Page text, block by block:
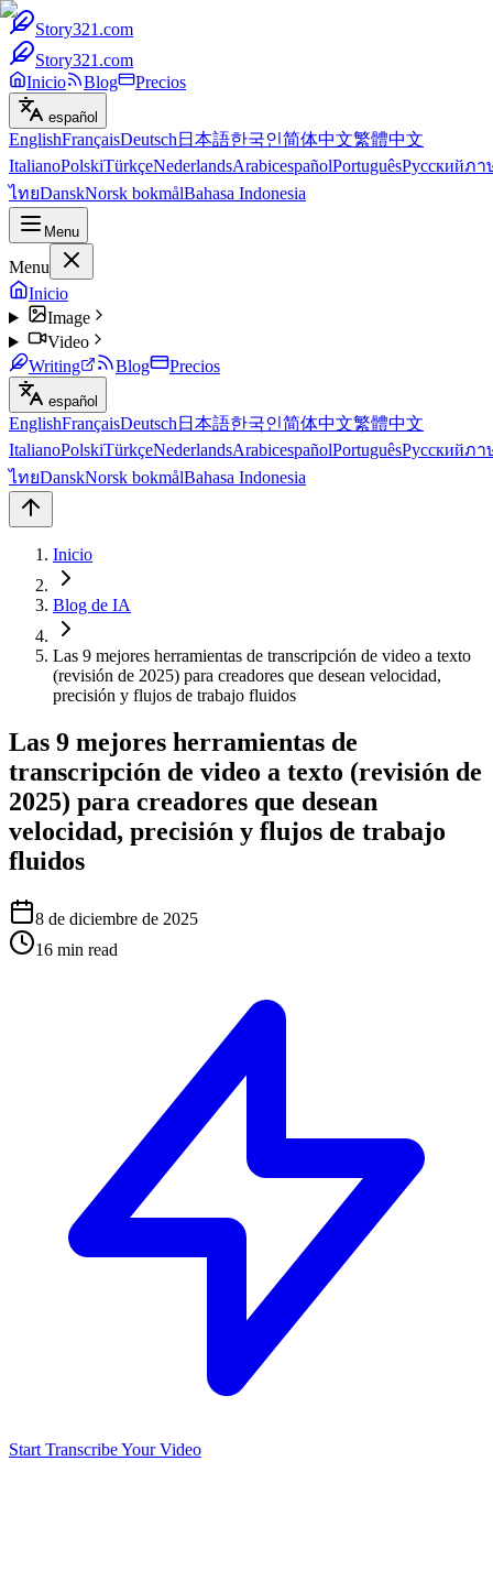
Story321.com
Story321.com
Inicio
Blog Precios
español
EnglishFrançaisDeutsch 日本語한국인简体中文繁體中文
ItalianoPolskiTürkçeNederlandsArabicespañolPortuguêsРусскийภา
ไทยDanskNorsk bokmålBahasa Indonesia
Menu
Menu
Inicio
Image
Video
Writing
Blog Precios
español
EnglishFrançaisDeutsch 日本語한국인简体中文繁體中文
ItalianoPolskiTürkçeNederlandsArabicespañolPortuguêsРусскийภา
ไทยDanskNorsk bokmålBahasa Indonesia
Inicio
Blog de IA
Las 9 mejores herramientas de transcripción de video a texto
(revisión de 2025) para creadores que desean velocidad,
precisión y flujos de trabajo fluidos
Las 9 mejores herramientas de
transcripción de video a texto (revisión de
2025) para creadores que desean
velocidad, precisión y flujos de trabajo
fluidos
8 de diciembre de 2025
16 min read
Start Transcribe Your Video